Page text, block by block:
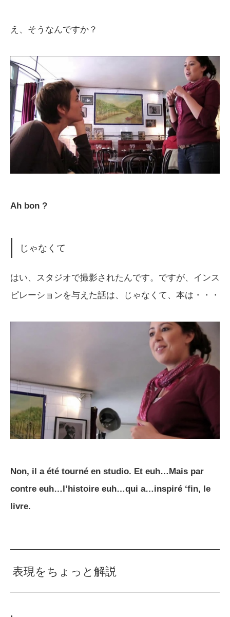
え、そうなんですか？
Ah bon ?
じゃなくて
はい、スタジオで撮影されたんです。ですが、インス
ピレーションを与えた話は、じゃなくて、本は・・・
Non, il a été tourné en studio. Et euh…Mais par
contre euh…l’histoire euh…qui a…inspiré ‘fin, le
livre.
表現をちょっと解説